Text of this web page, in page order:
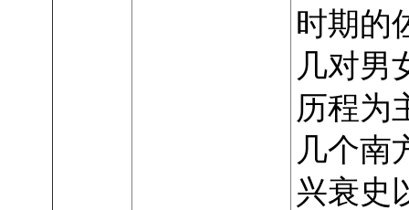
时期的
几对男
历程为
几个南
兴衰史